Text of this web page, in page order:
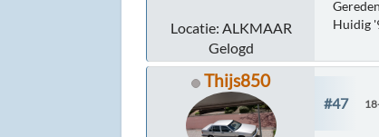
Locatie: ALKMAAR
Gelogd
Huidig
Thijs850
#47